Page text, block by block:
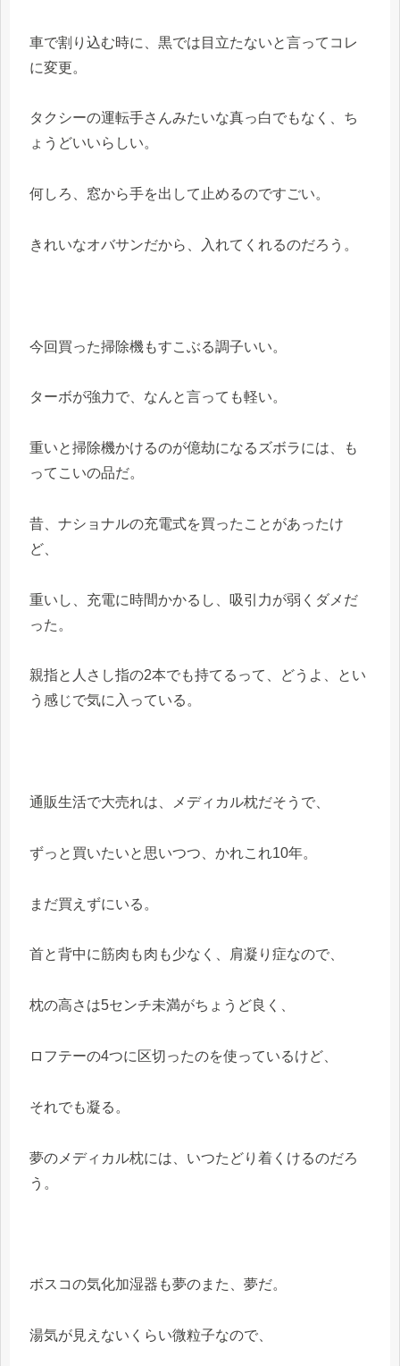
車で割り込む時に、黒では目立たないと言ってコレ
に変更。
タクシーの運転手さんみたいな真っ白でもなく、ち
ょうどいいらしい。
何しろ、窓から手を出して止めるのですごい。
きれいなオバサンだから、入れてくれるのだろう。
今回買った掃除機もすこぶる調子いい。
ターボが強力で、なんと言っても軽い。
重いと掃除機かけるのが億劫になるズボラには、も
ってこいの品だ。
昔、ナショナルの充電式を買ったことがあったけ
ど、
重いし、充電に時間かかるし、吸引力が弱くダメだ
った。
親指と人さし指の2本でも持てるって、どうよ、とい
う感じで気に入っている。
通販生活で大売れは、メディカル枕だそうで、
ずっと買いたいと思いつつ、かれこれ10年。
まだ買えずにいる。
首と背中に筋肉も肉も少なく、肩凝り症なので、
枕の高さは5センチ未満がちょうど良く、
ロフテーの4つに区切ったのを使っているけど、
それでも凝る。
夢のメディカル枕には、いつたどり着くけるのだろ
う。
ボスコの気化加湿器も夢のまた、夢だ。
湯気が見えないくらい微粒子なので、